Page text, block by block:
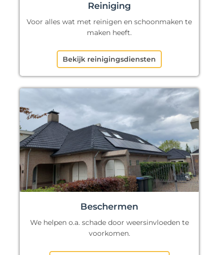
Reiniging
Voor alles wat met reinigen en schoonmaken te
maken heeft.
Bekijk reinigingsdiensten
Beschermen
We helpen o.a. schade door weersinvloeden te
voorkomen.